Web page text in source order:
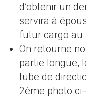
d’obtenir un
servira à
futur cargo au
On retourne
partie longue,
tube de
2ème photo